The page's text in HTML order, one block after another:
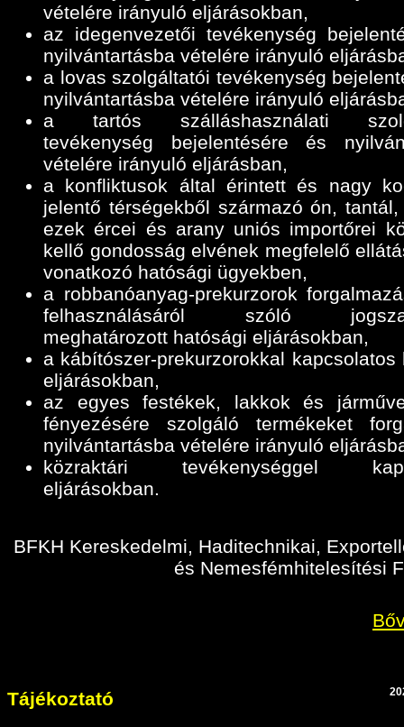
vételére irányuló eljárásokban,
az idegenvezetői tevékenység
nyilvántartásba vételére irányuló
a lovas szolgáltatói tevékenység
nyilvántartásba vételére irányuló
a tartós szálláshasználati
tevékenység bejelentésére és
vételére irányuló eljárásban,
a konfliktusok által érintett és nagy
jelentő térségekből származó ón,
ezek ércei és arany uniós importőrei
kellő gondosság elvének megfelelő
vonatkozó hatósági ügyekben,
a robbanóanyag-prekurzorok
felhasználásáról szóló
meghatározott hatósági eljárásokban,
a kábítószer-prekurzorokkal kapcsolatos
eljárásokban,
az egyes festékek, lakkok és
fényezésére szolgáló termékeket
nyilvántartásba vételére irányuló
közraktári tevékenységgel
eljárásokban.
BFKH Kereskedelmi, Haditechnikai,
és Nemesfémhitelesítési
Tájékoztató